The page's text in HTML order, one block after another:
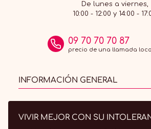
De lunes a viernes,
10:00 - 12:00 y 14:00 -
09 70 70 70 87
precio de una llamada
INFORMACIÓN GENERAL
VIVIR MEJOR CON SU